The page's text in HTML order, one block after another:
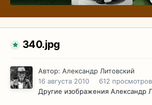
340.jpg
Автор: Александр Литовский
16 августа 2010
612 просмотров
Другие изображения Александр